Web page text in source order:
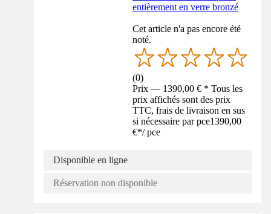
entièrement en verre bronzé
Cet article n'a pas encore été
noté.
(0)
Prix — 1390,00 € * Tous les
prix affichés sont des prix
TTC, frais de livraison en sus
si nécessaire par pce1390,00
€*/ pce
Disponible en ligne
Réservation non disponible